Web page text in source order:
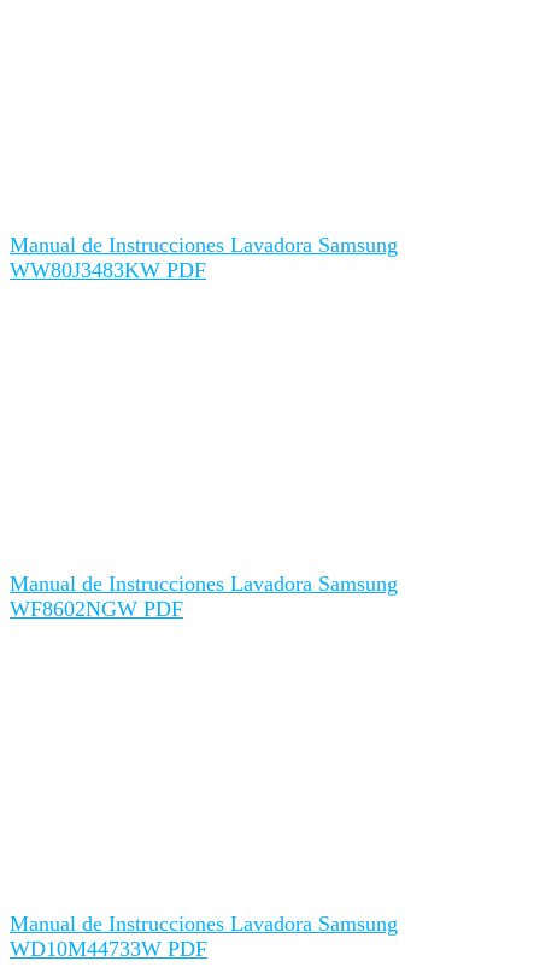
Manual de Instrucciones Lavadora Samsung
WW80J3483KW PDF
Manual de Instrucciones Lavadora Samsung
WF8602NGW PDF
Manual de Instrucciones Lavadora Samsung
WD10M44733W PDF